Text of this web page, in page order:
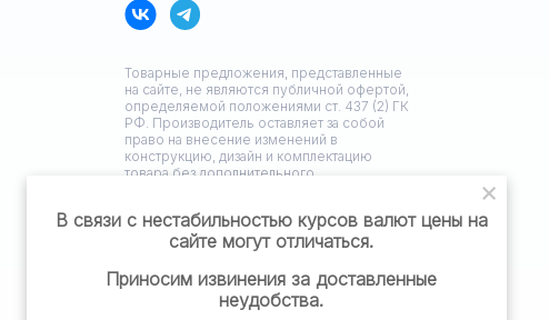
Товарные предложения, представленные
на сайте, не являются публичной офертой,
определяемой положениями ст. 437 (2) ГК
РФ. Производитель оставляет за собой
право на внесение изменений в
конструкцию, дизайн и комплектацию
товара без дополнительного
Политика конфиденциальности
Разработка сайта: ЗЕДстудия
В связи с нестабильностью курсов валют цены на
сайте могут отличаться.
Приносим извинения за доставленные
неудобства.